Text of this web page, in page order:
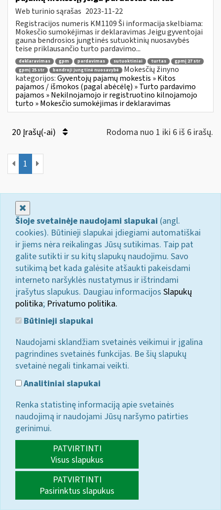
Web turinio sąrašas 2023-11-22
Registracijos numeris KM1109 Ši informacija skelbiama:
Mokesčio sumokėjimas ir deklaravimas Jeigu gyventojai
gauna bendrosios jungtinės sutuoktinių nuosavybės
teise priklausančio turto pardavimo...
deklaravimas gpm pardavimas sutuoktiniai turtas
gpmį 27 str
gpmį 25 str
bendroji jungtinė nuosavybė
Mokesčių žinyno
kategorijos:Gyventojų pajamų mokestis » Kitos
pajamos / išmokos (pagal abėcėlę) » Turto pardavimo
pajamos » Nekilnojamojo ir registruotino kilnojamojo
turto » Mokesčio sumokėjimas ir deklaravimas
20 Įrašų(-ai) Rodoma nuo 1 iki 6 iš 6 irašų.
1
Šioje svetainėje naudojami slapukai (angl.
cookies). Būtinieji slapukai įdiegiami automatiškai
ir jiems nėra reikalingas Jūsų sutikimas. Taip pat
galite sutikti ir su kitų slapukų naudojimu. Savo
sutikimą bet kada galėsite atšaukti pakeisdami
interneto naršyklės nustatymus ir ištrindami
įrašytus slapukus. Daugiau informacijos Slapukų
politika; Privatumo politika.
Būtinieji slapukai
Naudojami sklandžiam svetainės veikimui ir įgalina
pagrindines svetainės funkcijas. Be šių slapukų
svetainė negali tinkamai veikti.
Analitiniai slapukai
Renka statistinę informaciją apie svetainės
naudojimą ir naudojami Jūsų naršymo patirties
gerinimui.
PATVIRTINTI
Visus slapukus
PATVIRTINTI
Pasirinktus slapukus